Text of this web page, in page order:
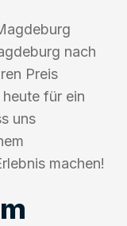
nach
Preis
für ein
uns
machen!